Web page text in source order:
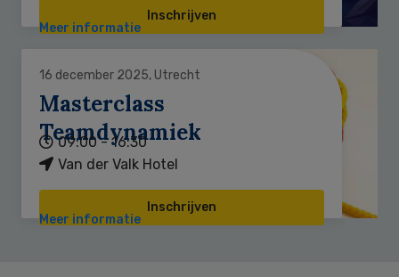
Inschrijven
Meer informatie
16 december 2025, Utrecht
Masterclass
Teamdynamiek
09:00 - 16:30
Van der Valk Hotel
Inschrijven
Meer informatie